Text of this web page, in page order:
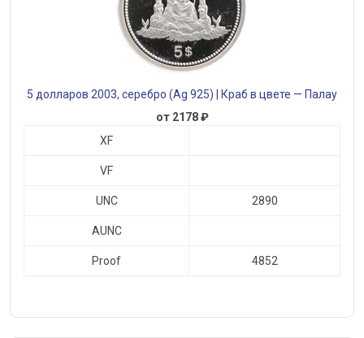
5 долларов 2003, серебро (Ag 925) | Краб в цвете — Палау
от 2178 ₽
XF
VF
UNC 2890
AUNC
Proof 4852